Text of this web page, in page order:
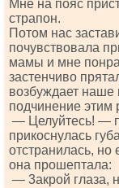
Мне на пояс
страпон.
Потом нас
почувствовала
мамы и мне
застенчиво
возбуждает наше
подчинение этим
— Целуйтесь! —
прикоснулась
отстранилась, но
она прошептала:
— 3акрой глаза,